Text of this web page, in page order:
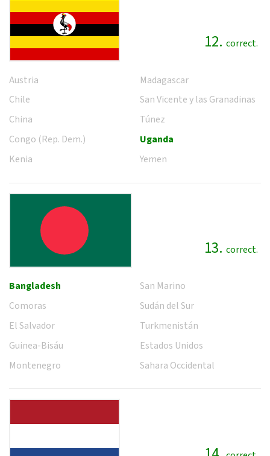
12. correct.
Austria
Chile
China
Congo (Rep. Dem.)
Kenia
Madagascar
San Vicente y las Granadinas
Túnez
Uganda
Yemen
13. correct.
Bangladesh
Comoras
El Salvador
Guinea-Bisáu
Montenegro
San Marino
Sudán del Sur
Turkmenistán
Estados Unidos
Sahara Occidental